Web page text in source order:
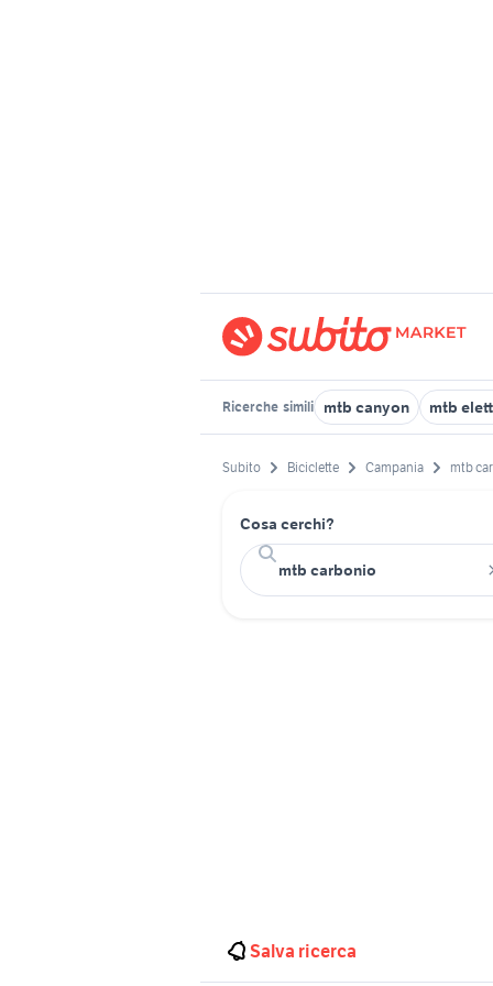
Ricerche simili mtb canyon mtb
Subito Biciclette Campania mtb
Cosa cerchi?
Salva ricerca